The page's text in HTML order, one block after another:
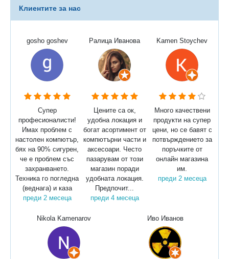
Клиентите за нас
gosho goshev
Супер
професионалисти!
Имах проблем с
настолен компютър,
бях на 90% сигурен,
че е проблем със
захранването.
Техника го погледна
(веднага) и каза
преди 2 месеца
Ралица Иванова
Цените са ок,
удобна локация и
богат асортимент от
компютърни части и
аксесоари. Често
пазарувам от този
магазин поради
удобната локация.
Предпочит...
преди 4 месеца
Kamen Stoychev
Много качествени
продукти на супер
цени, но се бавят с
потвърждението за
поръчките от
онлайн магазина
им.
преди 2 месеца
Nikola Kamenarov Иво Иванов